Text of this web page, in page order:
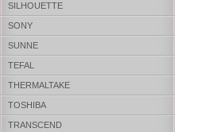
SILHOUETTE
SONY
SUNNE
TEFAL
THERMALTAKE
TOSHIBA
TRANSCEND